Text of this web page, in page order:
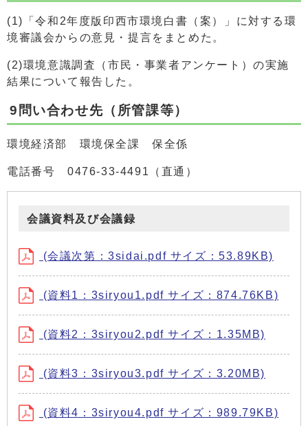
(1)「令和2年度版印西市環境白書（案）」に対する環
境審議会からの意見・提言をまとめた。
(2)環境意識調査（市民・事業者アンケート）の実施
結果について報告した。
9問い合わせ先（所管課等）
環境経済部 環境保全課 保全係
電話番号 0476-33-4491（直通）
会議資料及び会議録
(会議次第：3sidai.pdf サイズ：53.89KB)
(資料1：3siryou1.pdf サイズ：874.76KB)
(資料2：3siryou2.pdf サイズ：1.35MB)
(資料3：3siryou3.pdf サイズ：3.20MB)
(資料4：3siryou4.pdf サイズ：989.79KB)